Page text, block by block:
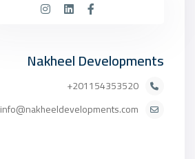
Nakheel Developments
201154353520+
info@nakheeldevelopments.com